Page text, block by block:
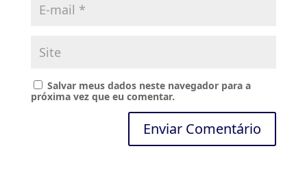
Salvar meus dados neste navegador para a
próxima vez que eu comentar.